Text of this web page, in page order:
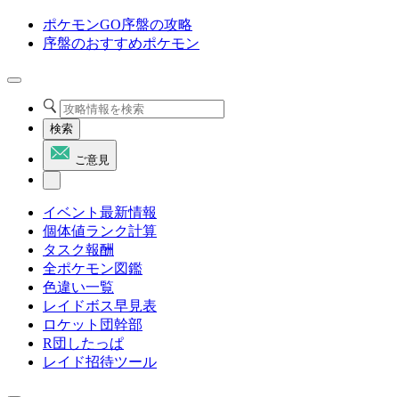
ポケモンGO序盤の攻略
序盤のおすすめポケモン
検索
ご意見
イベント最新情報
個体値ランク計算
タスク報酬
全ポケモン図鑑
色違い一覧
レイドボス早見表
ロケット団幹部
R団したっぱ
レイド招待ツール